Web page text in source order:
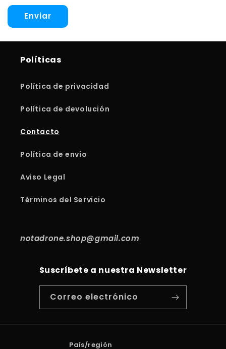
c
o
Enviar
Políticas
Política de privacidad
Política de devolución
Contacto
Política de envio
Aviso Legal
Términos del Servicio
notadrone.shop@gmail.com
Suscríbete a nuestra Newsletter
Correo electrónico
País/región